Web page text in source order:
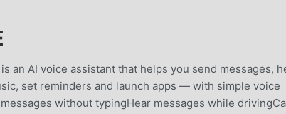
an AI voice assistant that helps you send messages,
set reminders and launch apps — with simple voice
without typingHear messages while